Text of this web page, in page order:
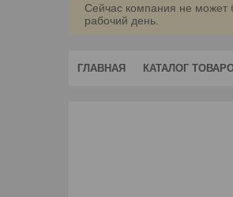
Сейчас компания не может
рабочий день.
ГЛАВНАЯ КАТАЛОГ